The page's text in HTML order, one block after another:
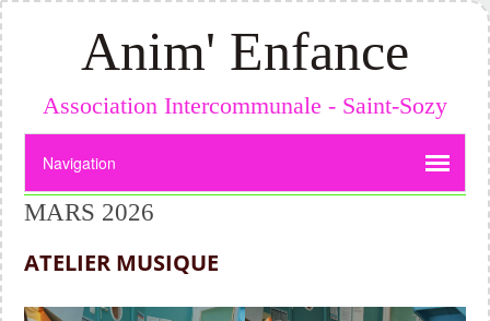
Anim' Enfance
Association Intercommunale - Saint-Sozy
MARS 2026
ATELIER MUSIQUE